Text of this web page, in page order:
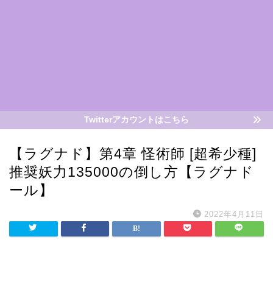
Twitterアカウントはこちら
【ラグナド】第4章 怪術師 [超希少種]
推奨妖力135000の倒し方【ラグナド
ール】
2022年4月11日